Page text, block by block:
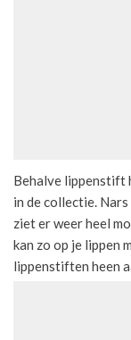
Behalve lippenstift
in de collectie.
ziet er weer heel
kan zo op je lippen
lippenstiften heen